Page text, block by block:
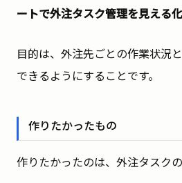
ートで外注タスク管理を見える
目的は、外注先ごとの作業状況
できるようにすることです。
作りたかったもの
作りたかったのは、外注タスクの